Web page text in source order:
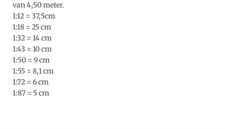
van 4,50 meter.
1:12 = 37,5cm
1:18 = 25 cm
1:32 = 14 cm
1:43 = 10 cm
1:50 = 9 cm
1:55 = 8,1 cm
1:72 = 6 cm
1:87 = 5 cm